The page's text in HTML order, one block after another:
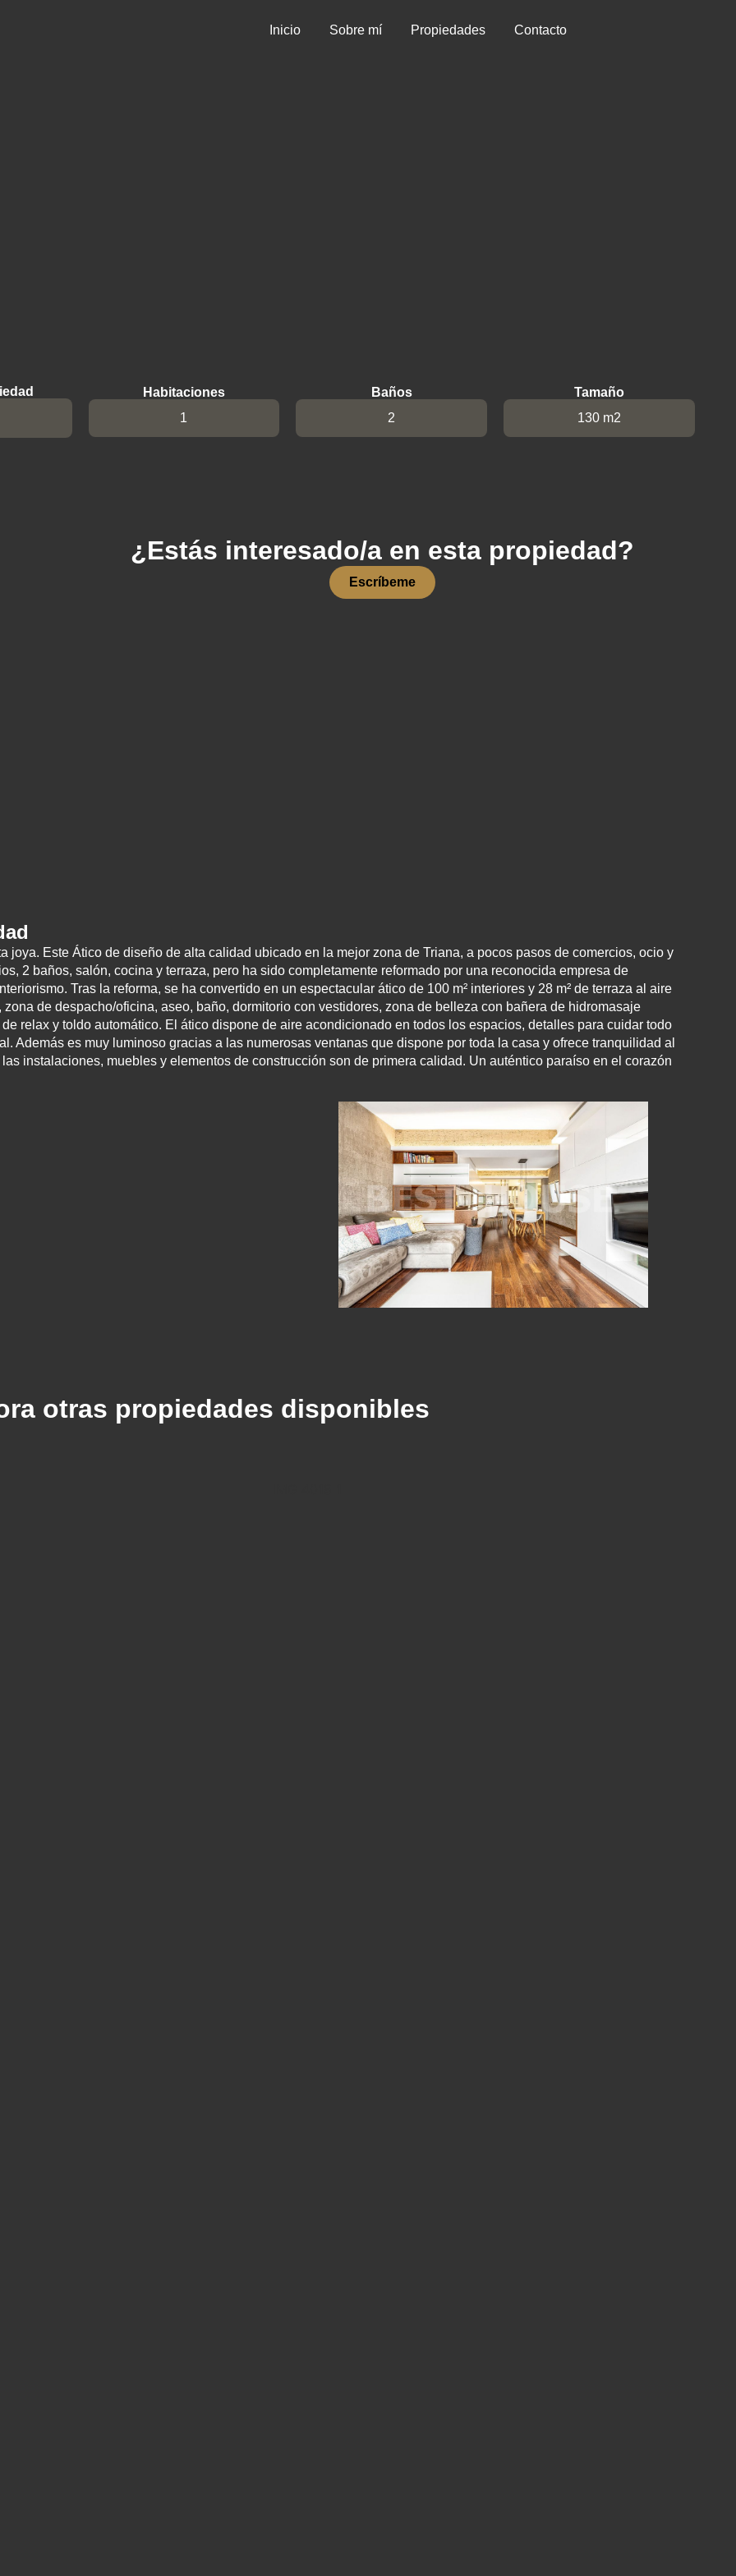
Inicio Sobre mí Propiedades Contacto
Habitaciones
1
Baños
2
Tamaño
130 m2
¿Estás interesado/a en esta propiedad?
Escríbeme
joya. Este Ático de diseño de alta calidad ubicado en la mejor zona de Triana, a pocos pasos de comercios, ocio y
2 baños, salón, cocina y terraza, pero ha sido completamente reformado por una reconocida empresa de
Tras la reforma, se ha convertido en un espectacular ático de 100 m² interiores y 28 m² de terraza al aire
de despacho/oficina, aseo, baño, dormitorio con vestidores, zona de belleza con bañera de hidromasaje
relax y toldo automático. El ático dispone de aire acondicionado en todos los espacios, detalles para cuidar todo
Además es muy luminoso gracias a las numerosas ventanas que dispone por toda la casa y ofrece tranquilidad al
instalaciones, muebles y elementos de construcción son de primera calidad. Un auténtico paraíso en el corazón
otras propiedades disponibles